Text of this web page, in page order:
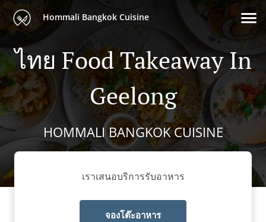
Hommali Bangkok Cuisine
ไทย Food Takeaway In
Geelong
HOMMALI BANGKOK CUISINE
เราเสนอบริการรับอาหาร
จองโต๊ะอาหาร